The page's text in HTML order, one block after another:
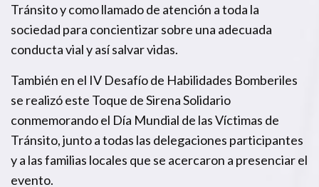
Tránsito y como llamado de atención a toda la
sociedad para concientizar sobre una adecuada
conducta vial y así salvar vidas.
También en el IV Desafío de Habilidades Bomberiles
se realizó este Toque de Sirena Solidario
conmemorando el Día Mundial de las Víctimas de
Tránsito, junto a todas las delegaciones participantes
y a las familias locales que se acercaron a presenciar el
evento.